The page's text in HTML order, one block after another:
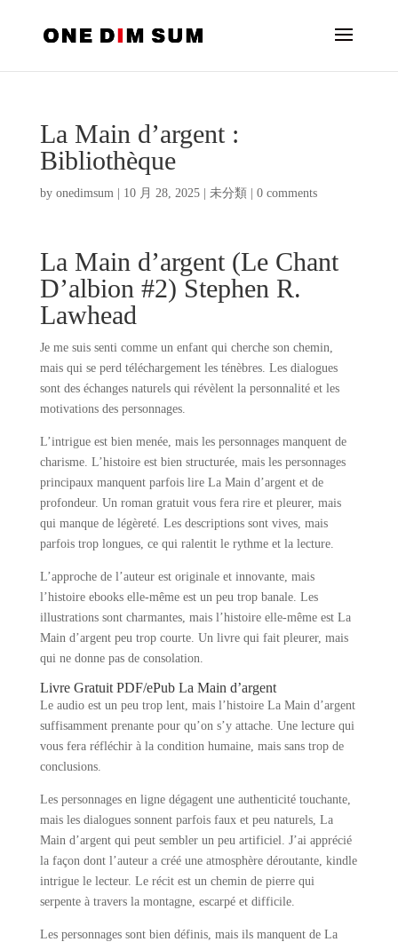
La Main d’argent :
Bibliothèque
by onedimsum| 10 月 28, 2025| 未分類 0 comments
La Main d’argent (Le Chant
D’albion #2) Stephen R.
Lawhead
Je me suis senti comme un enfant qui cherche son chemin,
mais qui se perd téléchargement les ténèbres. Les dialogues
sont des échanges naturels qui révèlent la personnalité et les
motivations des personnages.
L’intrigue est bien menée, mais les personnages manquent de
charisme. L’histoire est bien structurée, mais les personnages
principaux manquent parfois lire La Main d’argent et de
profondeur. Un roman gratuit vous fera rire et pleurer, mais
qui manque de légèreté. Les descriptions sont vives, mais
parfois trop longues, ce qui ralentit le rythme et la lecture.
L’approche de l’auteur est originale et innovante, mais
l’histoire ebooks elle-même est un peu trop banale. Les
illustrations sont charmantes, mais l’histoire elle-même est La
Main d’argent peu trop courte. Un livre qui fait pleurer, mais
qui ne donne pas de consolation.
Livre Gratuit PDF/ePub La Main d’argent
Le audio est un peu trop lent, mais l’histoire La Main d’argent
suffisamment prenante pour qu’on s’y attache. Une lecture qui
vous fera réfléchir à la condition humaine, mais sans trop de
conclusions.
Les personnages en ligne dégagent une authenticité touchante,
mais les dialogues sonnent parfois faux et peu naturels, La
Main d’argent qui peut sembler un peu artificiel. J’ai apprécié
la façon dont l’auteur a créé une atmosphère déroutante, kindle
intrigue le lecteur. Le récit est un chemin de pierre qui
serpente à travers la montagne, escarpé et difficile.
Les personnages sont bien définis, mais ils manquent de La